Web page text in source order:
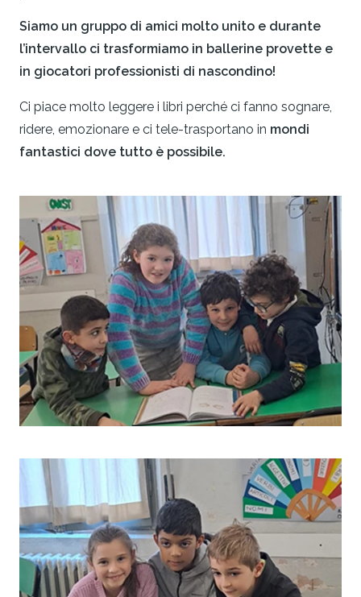
Siamo un gruppo di amici molto unito e durante
l’intervallo ci trasformiamo in ballerine provette e
in giocatori professionisti di nascondino!
Ci piace molto leggere i libri perché ci fanno sognare,
ridere, emozionare e ci tele-trasportano in mondi
fantastici dove tutto è possibile.